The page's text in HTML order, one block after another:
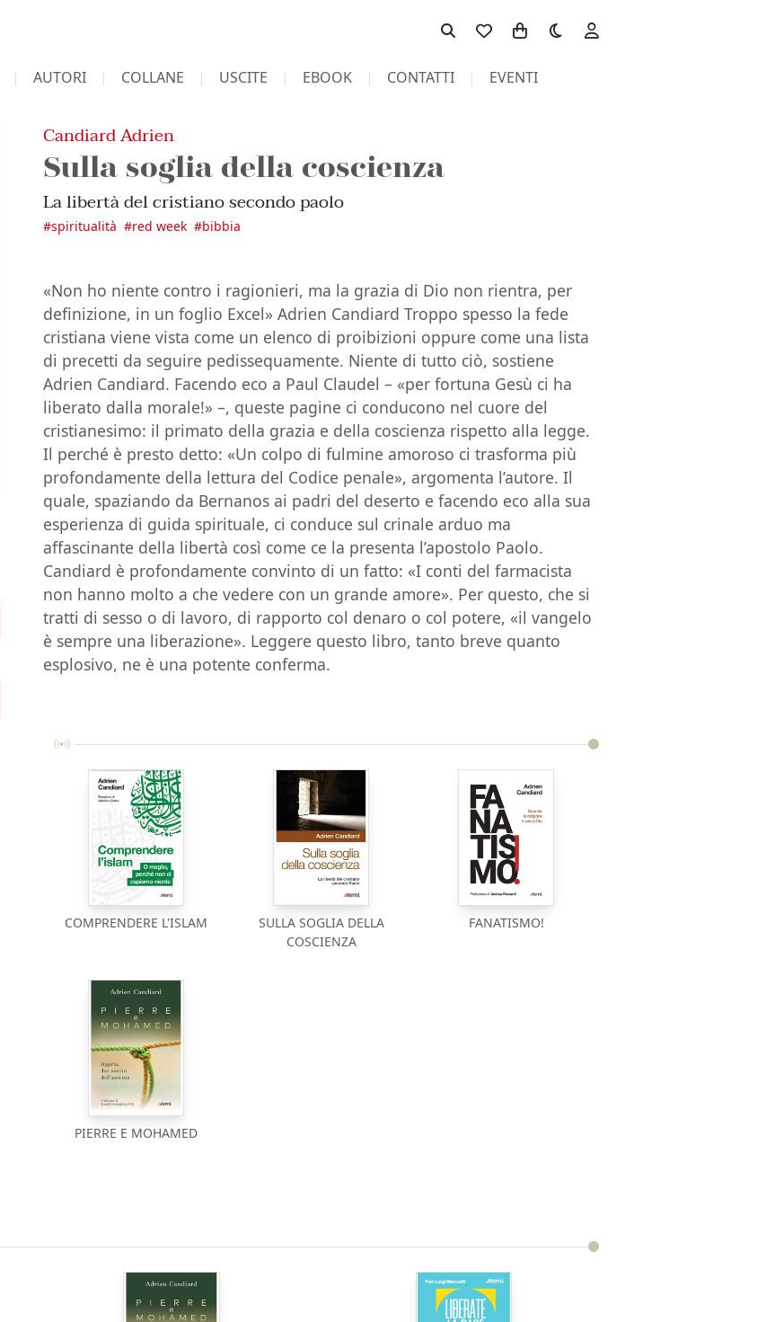
Toggle theme
AUTORI COLLANE USCITE EBOOK CONTATTI EVENTI
Candiard Adrien
Sulla soglia della coscienza
La libertà del cristiano secondo paolo
#spiritualità #red week #bibbia
«Non ho niente contro i ragionieri, ma la grazia di Dio non rientra, per
definizione, in un foglio Excel» Adrien Candiard Troppo spesso la fede
cristiana viene vista come un elenco di proibizioni oppure come una lista
di precetti da seguire pedissequamente. Niente di tutto ciò, sostiene
Adrien Candiard. Facendo eco a Paul Claudel – «per fortuna Gesù ci ha
liberato dalla morale!» –, queste pagine ci conducono nel cuore del
cristianesimo: il primato della grazia e della coscienza rispetto alla legge.
Il perché è presto detto: «Un colpo di fulmine amoroso ci trasforma più
profondamente della lettura del Codice penale», argomenta l’autore. Il
quale, spaziando da Bernanos ai padri del deserto e facendo eco alla sua
esperienza di guida spirituale, ci conduce sul crinale arduo ma
affascinante della libertà così come ce la presenta l’apostolo Paolo.
Candiard è profondamente convinto di un fatto: «I conti del farmacista
non hanno molto a che vedere con un grande amore». Per questo, che si
tratti di sesso o di lavoro, di rapporto col denaro o col potere, «il vangelo
è sempre una liberazione». Leggere questo libro, tanto breve quanto
esplosivo, ne è una potente conferma.
COMPRENDERE L'ISLAM
SULLA SOGLIA DELLA
COSCIENZA
FANATISMO!
PIERRE E MOHAMED